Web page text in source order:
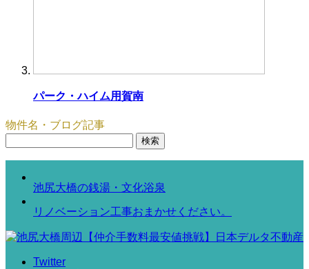
パーク・ハイム用賀南
物件名・ブログ記事
池尻大橋の銭湯・文化浴泉
リノベーション工事おまかせください。
Twitter